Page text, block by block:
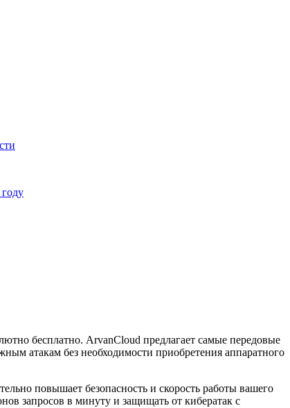
бесплатно. ArvanCloud предлагает самые передовые
атакам без необходимости приобретения аппаратного
повышает безопасность и скорость работы вашего
запросов в минуту и защищать от кибератак с